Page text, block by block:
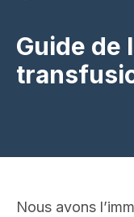
Guide de
Nous avons